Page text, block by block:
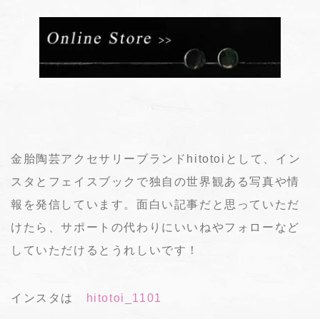
金胎陶芸アクセサリーブランドhitotoiとして、イン
スタとフェイスブックで独自の世界観ある写真や情
報を発信しています。面白い記事だと思っていただ
けたら、サポートの代わりにいいねやフォローなど
していただけるとうれしいです！
インスタは hitotoi_1101